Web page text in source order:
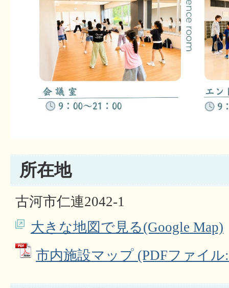
所在地
古河市仁連2042-1
大きな地図で見る(Google Map)
市内施設マップ (PDFファイル